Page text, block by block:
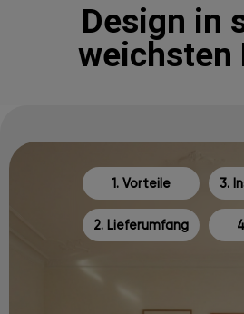
Design in
weichsten
1. Vorteile 3.
2. Lieferumfang